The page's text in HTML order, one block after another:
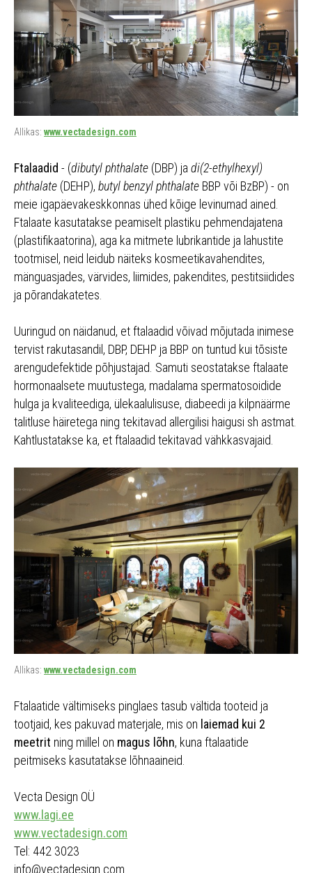
Allikas: www.vectadesign.com
Ftalaadid - (dibutyl phthalate (DBP) ja di(2-ethylhexyl)
phthalate (DEHP), butyl benzyl phthalate BBP või BzBP) - on
meie igapäevakeskkonnas ühed kõige levinumad ained.
Ftalaate kasutatakse peamiselt plastiku pehmendajatena
(plastifikaatorina), aga ka mitmete lubrikantide ja lahustite
tootmisel, neid leidub näiteks kosmeetikavahendites,
mänguasjades, värvides, liimides, pakendites, pestitsiidides
ja põrandakatetes.
Uuringud on näidanud, et ftalaadid võivad mõjutada inimese
tervist rakutasandil, DBP, DEHP ja BBP on tuntud kui tõsiste
arengudefektide põhjustajad. Samuti seostatakse ftalaate
hormonaalsete muutustega, madalama spermatosoidide
hulga ja kvaliteediga, ülekaalulisuse, diabeedi ja kilpnäärme
talitluse häiretega ning tekitavad allergilisi haigusi sh astmat.
Kahtlustatakse ka, et ftalaadid tekitavad vähkkasvajaid.
Allikas: www.vectadesign.com
Ftalaatide vältimiseks pinglaes tasub vältida tooteid ja
tootjaid, kes pakuvad materjale, mis on laiemad kui 2
meetrit ning millel on magus lõhn, kuna ftalaatide
peitmiseks kasutatakse lõhnaaineid.
Vecta Design OÜ
www.lagi.ee
www.vectadesign.com
Tel: 442 3023
info@vectadesign.com